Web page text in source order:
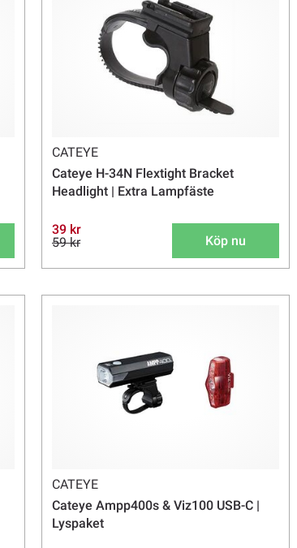
CATEYE
Cateye H-34N Flextight Bracket
Headlight | Extra Lampfäste
39 kr
59 kr
Köp nu
CATEYE
Cateye Ampp400s & Viz100 USB-C |
Lyspaket